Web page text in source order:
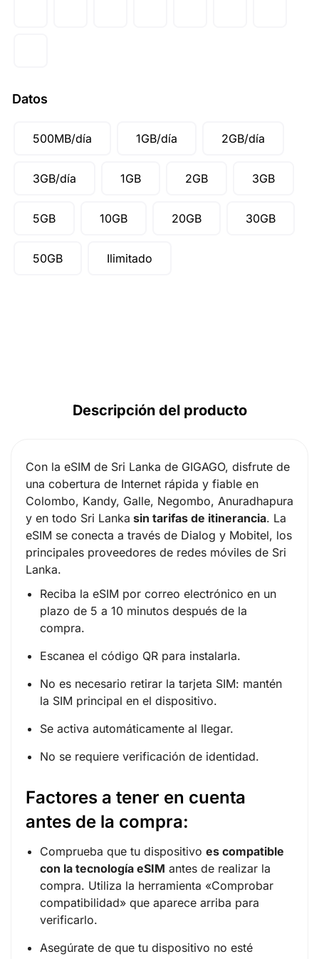
Datos
500MB/día 1GB/día 2GB/día
3GB/día 1GB 2GB 3GB
5GB 10GB 20GB 30GB
50GB Ilimitado
Descripción del producto
Con la eSIM de Sri Lanka de GIGAGO, disfrute de
una cobertura de Internet rápida y fiable en
Colombo, Kandy, Galle, Negombo, Anuradhapura
y en todo Sri Lanka sin tarifas de itinerancia. La
eSIM se conecta a través de Dialog y Mobitel, los
principales proveedores de redes móviles de Sri
Lanka.
Reciba la eSIM por correo electrónico en un
plazo de 5 a 10 minutos después de la
compra.
Escanea el código QR para instalarla.
No es necesario retirar la tarjeta SIM: mantén
la SIM principal en el dispositivo.
Se activa automáticamente al llegar.
No se requiere verificación de identidad.
Factores a tener en cuenta
antes de la compra:
Comprueba que tu dispositivo es compatible
con la tecnología eSIM antes de realizar la
compra. Utiliza la herramienta «Comprobar
compatibilidad» que aparece arriba para
verificarlo.
Asegúrate de que tu dispositivo no esté